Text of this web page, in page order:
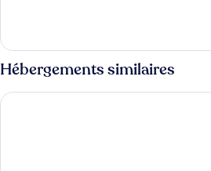
communicantes
(SWIM-
UP
POOL
Suite,
chambres
communicantes
UP
Hébergements similaires
Hotel Xcaret Mexico - All Parks / All